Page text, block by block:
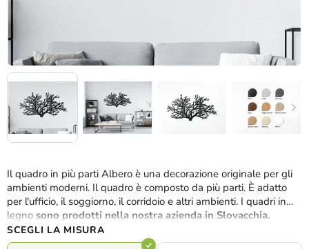
Il quadro in più parti Albero è una decorazione originale per gli
ambienti moderni. Il quadro è composto da più parti. È adatto
per l'ufficio, il soggiorno, il corridoio e altri ambienti. I quadri in
legno sono prodotti nella nostra azienda in Slovacchia.
SCEGLI LA MISURA